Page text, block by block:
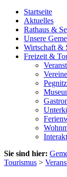
Startseite
Aktuelles
Rathaus &
Unsere
Wirtschaft &
Freizeit &
Vereine
Sie sind hier:
Tourismus >